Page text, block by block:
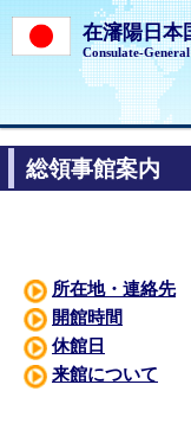
在瀋陽日本
Consulate-
総領事館案内
所在地・連絡先
開館時間
休館日
来館について